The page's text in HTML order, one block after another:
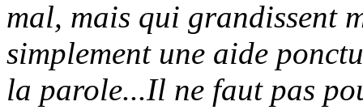
mal, mais qui grandissent
simplement une aide
la parole...Il ne faut pas